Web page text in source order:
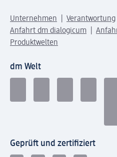
Unternehmen Verantwortung
Anfahrt dm dialogicum
Produktwelten
dm Welt
Geprüft und zertifiziert